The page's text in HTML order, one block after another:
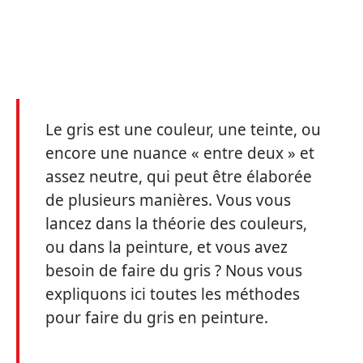
Le gris est une couleur, une teinte, ou
encore une nuance « entre deux » et
assez neutre, qui peut être élaborée
de plusieurs manières. Vous vous
lancez dans la théorie des couleurs,
ou dans la peinture, et vous avez
besoin de faire du gris ? Nous vous
expliquons ici toutes les méthodes
pour faire du gris en peinture.